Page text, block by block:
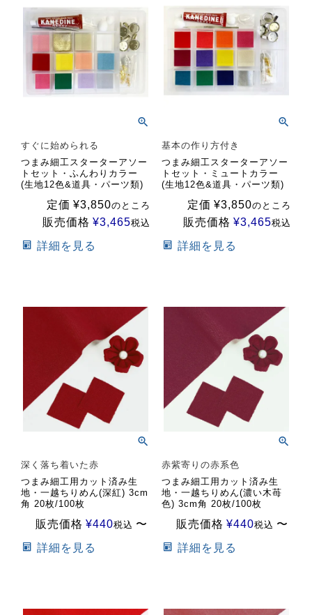
すぐに始められる
つまみ細工スターターアソー
トセット・ふんわりカラー
(生地12色&道具・パーツ類)
定価 ¥3,850のところ
販売価格 ¥3,465税込
詳細を見る
基本の作り方付き
つまみ細工スターターアソー
トセット・ミュートカラー
(生地12色&道具・パーツ類)
定価 ¥3,850のところ
販売価格 ¥3,465税込
詳細を見る
深く落ち着いた赤
つまみ細工用カット済み生
地・一越ちりめん(深紅) 3cm
角 20枚/100枚
販売価格 ¥440税込 〜
詳細を見る
赤紫寄りの赤系色
つまみ細工用カット済み生
地・一越ちりめん(濃い木苺
色) 3cm角 20枚/100枚
販売価格 ¥440税込 〜
詳細を見る